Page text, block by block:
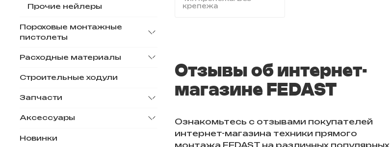
крепежа
Отзывы об интернет-
магазине FEDAST
Ознакомьтесь с отзывами покупателей
интернет-магазина техники прямого
Прочие нейлеры
Пороховые монтажные
пистолеты
Расходные материалы
Строительные ходули
Запчасти
Аксессуары
Новинки